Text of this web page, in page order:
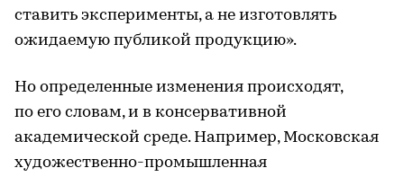
ставить эксперименты, а не изготовлять
ожидаемую публикой продукцию».
Но определенные изменения происходят,
по его словам, и в консервативной
академической среде. Например, Московская
художественно-промышленная